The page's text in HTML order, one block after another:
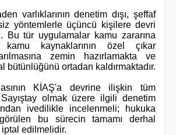
varlıklarının denetim dışı, şeffaf
yöntemlerle üçüncü kişilere devri
Bu tür uygulamalar kamu zararına
kaynaklarının özel çıkar
zemin hazırlamakta ve
bütünlüğünü ortadan kaldırmaktadır.
KİAŞ'a devrine ilişkin tüm
olmak üzere ilgili denetim
ivedilikle incelenmeli; hukuka
bu sürecin tamamı derhal
iptal edilmelidir.